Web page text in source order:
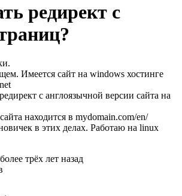
редирект c
Имеется сайт на windows хостинге
с англоязычной версии сайта на
находится в mydomain.com/en/
в этих делах. Работаю на linux
более трёх лет назад